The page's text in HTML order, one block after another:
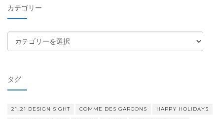
ブ
カテゴリー
テ
ー
タグ
21_21 DESIGN SIGHT COMME DES GARCONS HAPPY HOLIDAYS